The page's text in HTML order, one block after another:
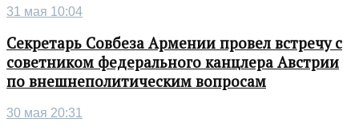
31 мая 10:04
Секретарь Совбеза Армении провел встречу с
советником федерального канцлера Австрии
по внешнеполитическим вопросам
30 мая 20:31